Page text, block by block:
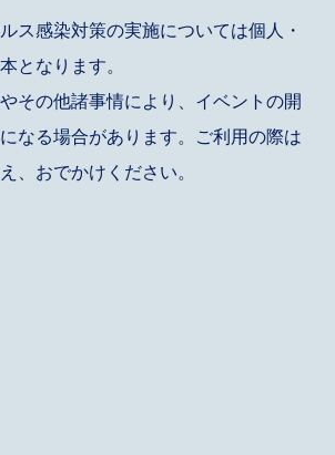
ス感染対策の実施については個人・
となります。
その他諸事情により、イベントの開
なる場合があります。ご利用の際は
、おでかけください。